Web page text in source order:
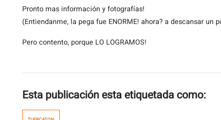
Pronto mas información y fotografías!
(Entiendanme, la pega fue ENORME! ahora? a descansar un
Pero contento, porque LO LOGRAMOS!
Esta publicación esta etiquetada como: